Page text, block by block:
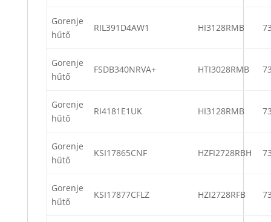
Gorenje
hűtő
RIL391D4AW1 HI3128RMB
Gorenje
hűtő
FSDB340NRVA+ HTI3028RMB
Gorenje
hűtő
RI4181E1UK HI3128RMB
Gorenje
hűtő
KSI17865CNF HZFI2728RBH
Gorenje
hűtő
KSI17877CFLZ HZI2728RFB